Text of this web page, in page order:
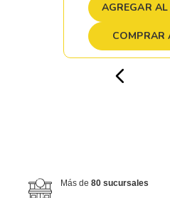
AGREGAR
COMPRAR
Más de 80 sucursales